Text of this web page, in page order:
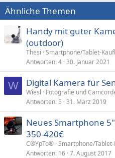
Ähnliche Themen
Handy mit guter
(outdoor)
Thesi Smartphone/Tablet-
Antworten 4 30. Januar 2021
W Digital Kamera für
Wiesl
Fotografie und
Antworten 5 31. März 2019
Neues Smartphone
350-420€
C®YpTo® Smartphone/
Antworten 16 7. August 2017